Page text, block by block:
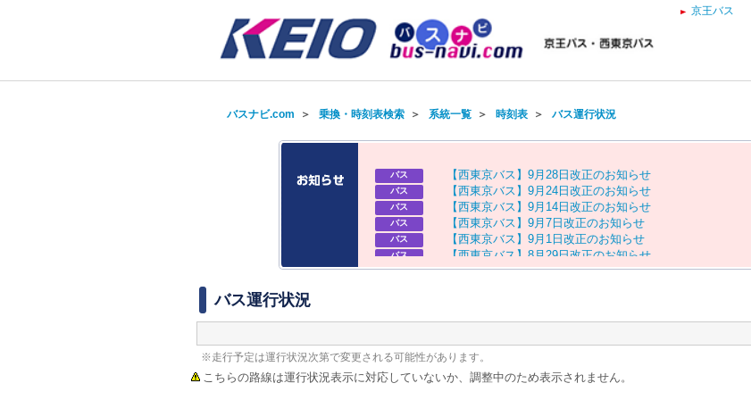
京王バス
バスナビ.com ＞ 乗換・時刻表検索＞ 系統一覧＞ 時刻表＞ バス運行状況
バス 【西東京バス 】 9月 28 日 改正のお知 らせ
バス 【西東京バス 】 9月 24 日 改正のお知 らせ
バス 【西東京バス 】 9月 14 日 改正のお知 らせ
バス 【西東京バス 】 9月 7 日 改正のお知 らせ
バス 【西東京バス 】 9月 1 日 改正のお知 らせ
バス 【西東京バス 】 8 月 29日改正のお知 らせ
バス 【京王バス】お盆ダイヤのお知らせ
バス運行状況
※走行予定は運行状況次第で変更される可能性があります。
こちらの路線は運行状況表示に対応していないか、調整中のため表示されません。